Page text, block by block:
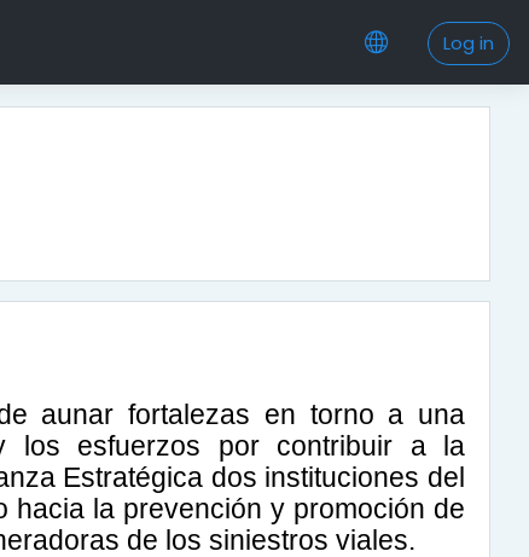
Log in
aunar fortalezas en torno a una
los esfuerzos por contribuir a la
Estratégica dos instituciones del
hacia la prevención y promoción de
de los siniestros viales.